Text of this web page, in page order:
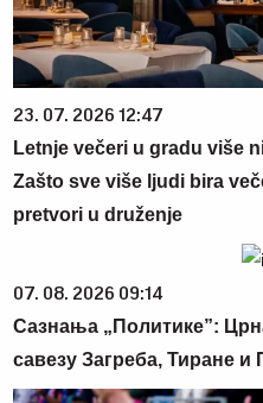
23. 07. 2026 12:47
Letnje večeri u gradu više
Zašto sve više ljudi bira
pretvori u druženje
07. 08. 2026 09:14
Сазнања „Политике”:
савезу Загреба, Тиране